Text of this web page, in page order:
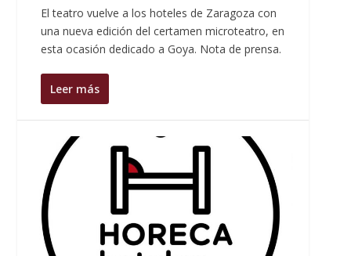
El teatro vuelve a los hoteles de Zaragoza con
una nueva edición del certamen microteatro, en
esta ocasión dedicado a Goya. Nota de prensa.
Leer más